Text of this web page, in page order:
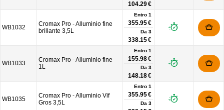
104.29 €
WB1032
Cromax Pro - Alluminio fine
brillante 3,5L
Entro 1
355.95 €
Da 3
338.15 €
WB1033
Cromax Pro - Alluminio fine
1L
Entro 1
155.98 €
Da 3
148.18 €
WB1035
Cromax Pro - Alluminio Vif
Gros 3,5L
Entro 1
355.95 €
Da 3